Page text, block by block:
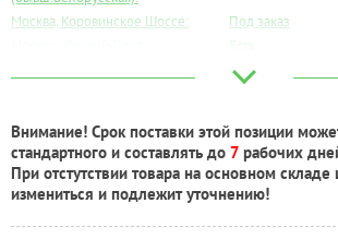
Москва, Коровинское Шоссе:
Под заказ
Под заказ
Самара:
Под заказ
Тверь:
Под заказ
Тюмень:
Под заказ
Внимание! Срок поставки этой позиции
стандартного и составлять до 7 рабочих
При отстутствии товара на основном
измениться и подлежит уточнению!